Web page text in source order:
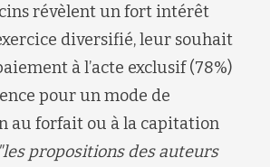
révèlent un fort intérêt
diversifié, leur souhait
à l’acte exclusif (78%)
pour un mode de
au forfait ou à la capitation
propositions des auteurs